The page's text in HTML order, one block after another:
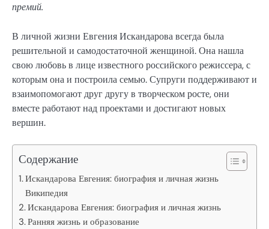
премий.
В личной жизни Евгения Искандарова всегда была
решительной и самодостаточной женщиной. Она нашла
свою любовь в лице известного российского режиссера, с
которым она и построила семью. Супруги поддерживают и
взаимопомогают друг другу в творческом росте, они
вместе работают над проектами и достигают новых
вершин.
Содержание
Искандарова Евгения: биография и личная жизнь
Википедия
Искандарова Евгения: биография и личная жизнь
Ранняя жизнь и образование